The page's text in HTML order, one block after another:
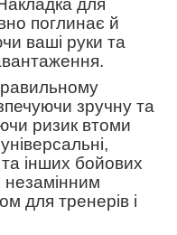
для
поглинає й
ваші руки та
зручну та
ризик втоми
інших бойових
незамінним
для тренерів і